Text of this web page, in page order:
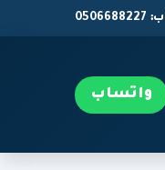
واتساب